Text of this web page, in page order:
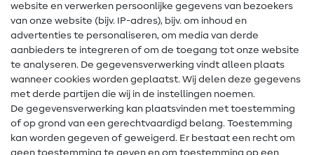
Gratis Naaipatronen
Hulp & contact
Contact
Wijziging van eigenaar
FAQ
Herroepingsrecht
website en verwerken persoonlijke gegevens van bezoekers
van onze website (bijv. IP-adres), bijv. om inhoud en
advertenties te personaliseren, om media van derde
aanbieders te integreren of om de toegang tot onze website
te analyseren. De gegevensverwerking vindt alleen plaats
wanneer cookies worden geplaatst. Wij delen deze gegevens
met derde partijen die wij in de instellingen noemen.
De gegevensverwerking kan plaatsvinden met toestemming
of op grond van een gerechtvaardigd belang. Toestemming
kan worden gegeven of geweigerd. Er bestaat een recht om
geen toestemming te geven en om toestemming op een